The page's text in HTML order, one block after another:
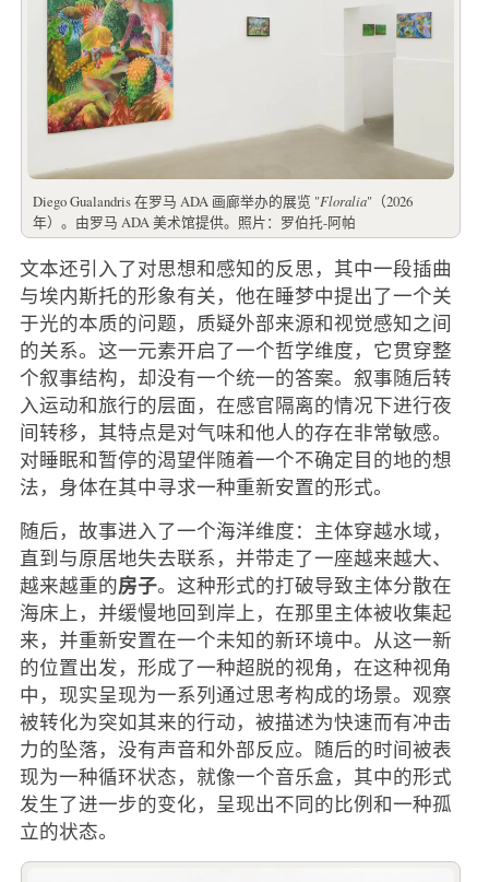
Diego Gualandris 在罗马 ADA 画廊举办的展览 "Floralia"（2026
年）。由罗马 ADA 美术馆提供。照片：罗伯托-阿帕
文本还引入了对思想和感知的反思，其中一段插曲
与埃内斯托的形象有关，他在睡梦中提出了一个关
于光的本质的问题，质疑外部来源和视觉感知之间
的关系。这一元素开启了一个哲学维度，它贯穿整
个叙事结构，却没有一个统一的答案。叙事随后转
入运动和旅行的层面，在感官隔离的情况下进行夜
间转移，其特点是对气味和他人的存在非常敏感。
对睡眠和暂停的渴望伴随着一个不确定目的地的想
法，身体在其中寻求一种重新安置的形式。
随后，故事进入了一个海洋维度：主体穿越水域，
直到与原居地失去联系，并带走了一座越来越大、
越来越重的房子。这种形式的打破导致主体分散在
海床上，并缓慢地回到岸上，在那里主体被收集起
来，并重新安置在一个未知的新环境中。从这一新
的位置出发，形成了一种超脱的视角，在这种视角
中，现实呈现为一系列通过思考构成的场景。观察
被转化为突如其来的行动，被描述为快速而有冲击
力的坠落，没有声音和外部反应。随后的时间被表
现为一种循环状态，就像一个音乐盒，其中的形式
发生了进一步的变化，呈现出不同的比例和一种孤
立的状态。